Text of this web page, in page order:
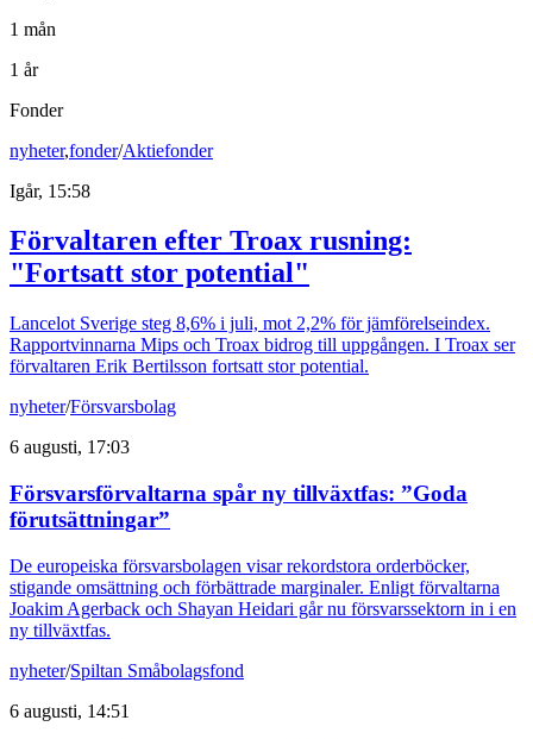
1 mån
1 år
Fonder
nyheter,fonder/Aktiefonder
Igår, 15:58
Förvaltaren efter Troax rusning:
"Fortsatt stor potential"
Lancelot Sverige steg 8,6% i juli, mot 2,2% för jämförelseindex.
Rapportvinnarna Mips och Troax bidrog till uppgången. I Troax ser
förvaltaren Erik Bertilsson fortsatt stor potential.
nyheter/Försvarsbolag
6 augusti, 17:03
Försvarsförvaltarna spår ny tillväxtfas: ”Goda
förutsättningar”
De europeiska försvarsbolagen visar rekordstora orderböcker,
stigande omsättning och förbättrade marginaler. Enligt förvaltarna
Joakim Agerback och Shayan Heidari går nu försvarssektorn in i en
ny tillväxtfas.
nyheter/Spiltan Småbolagsfond
6 augusti, 14:51